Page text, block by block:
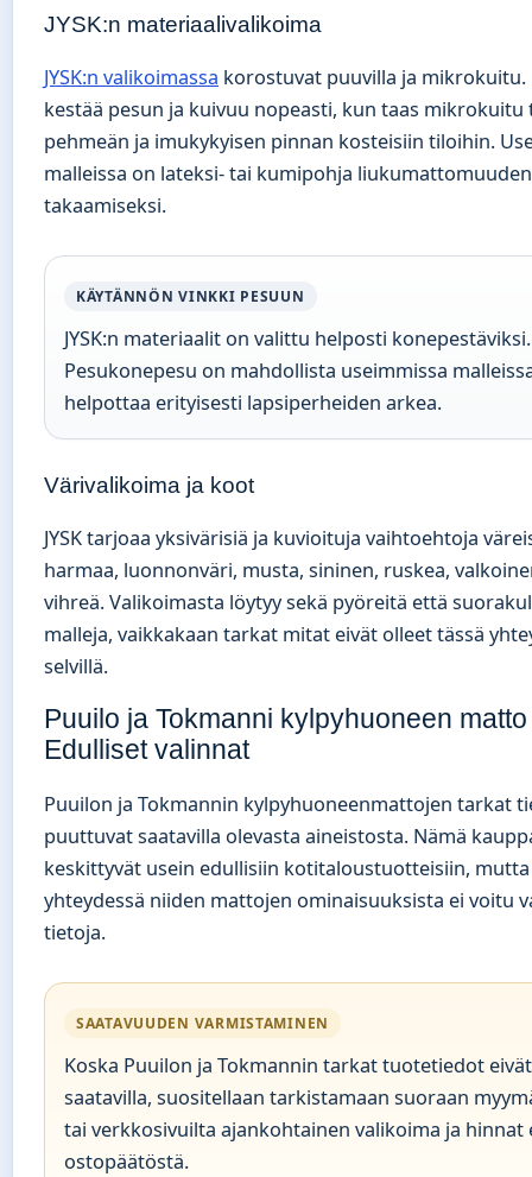
JYSK:n materiaalivalikoima
JYSK:n valikoimassa korostuvat puuvilla ja mikrokuitu.
kestää pesun ja kuivuu nopeasti, kun taas mikrokuitu
pehmeän ja imukykyisen pinnan kosteisiin tiloihin.
malleissa on lateksi- tai kumipohja liukumattomuuden
takaamiseksi.
KÄYTÄNNÖN VINKKI PESUUN
JYSK:n materiaalit on valittu helposti konepestäviksi.
Pesukonepesu on mahdollista useimmissa
helpottaa erityisesti lapsiperheiden arkea.
Värivalikoima ja koot
JYSK tarjoaa yksivärisiä ja kuvioituja vaihtoehtoja
harmaa, luonnonväri, musta, sininen, ruskea,
vihreä. Valikoimasta löytyy sekä pyöreitä että
malleja, vaikkakaan tarkat mitat eivät olleet tässä
selvillä.
Puuilo ja Tokmanni kylpyhuoneen
Edulliset valinnat
Puuilon ja Tokmannin kylpyhuoneenmattojen tarkat
puuttuvat saatavilla olevasta aineistosta. Nämä
keskittyvät usein edullisiin kotitaloustuotteisiin,
yhteydessä niiden mattojen ominaisuuksista ei voitu
tietoja.
SAATAVUUDEN VARMISTAMINEN
Koska Puuilon ja Tokmannin tarkat tuotetiedot
saatavilla, suositellaan tarkistamaan suoraan
tai verkkosivuilta ajankohtainen valikoima ja hinnat
ostopäätöstä.